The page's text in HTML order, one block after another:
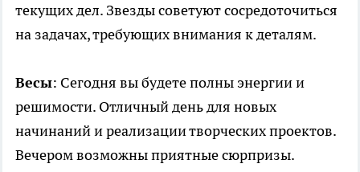
текущих дел. Звезды советуют сосредоточиться
на задачах, требующих внимания к деталям.
Весы: Сегодня вы будете полны энергии и
решимости. Отличный день для новых
начинаний и реализации творческих проектов.
Вечером возможны приятные сюрпризы.